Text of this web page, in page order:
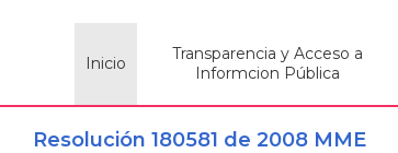
Inicio
Transparencia y Acceso a
Informcion Pública
Resolución 180581 de 2008 MME